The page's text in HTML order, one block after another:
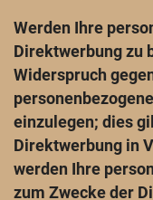
Werden Ihre
Direktwerbung zu
Widerspruch
einzulegen; dies
Direktwerbung in
werden Ihre
zum Zwecke der